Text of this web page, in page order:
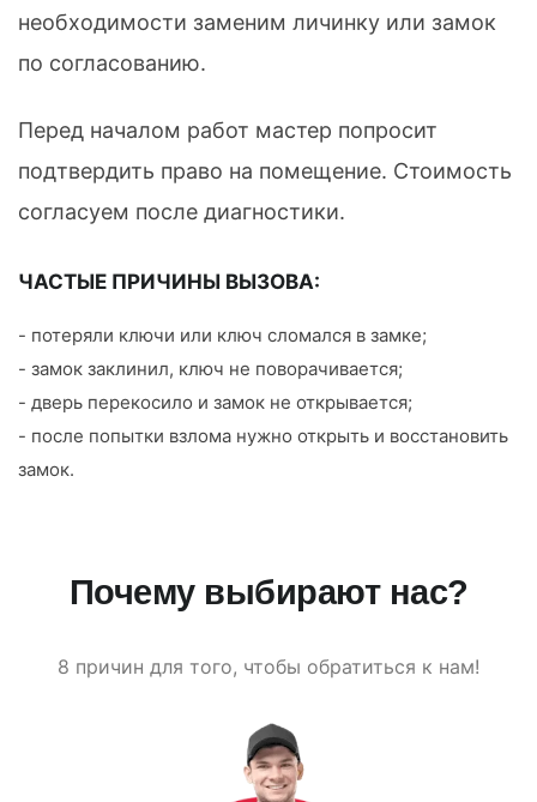
необходимости заменим личинку или замок
по согласованию.
Перед началом работ мастер попросит
подтвердить право на помещение. Стоимость
согласуем после диагностики.
ЧАСТЫЕ ПРИЧИНЫ ВЫЗОВА:
- потеряли ключи или ключ сломался в замке;
- замок заклинил, ключ не поворачивается;
- дверь перекосило и замок не открывается;
- после попытки взлома нужно открыть и восстановить
замок.
Почему выбирают нас?
8 причин для того, чтобы обратиться к нам!